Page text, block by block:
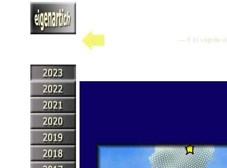
---- F 11 sorgt für